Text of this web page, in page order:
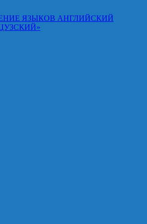
ЯЗЫКОВ АНГЛИЙСКИЙ